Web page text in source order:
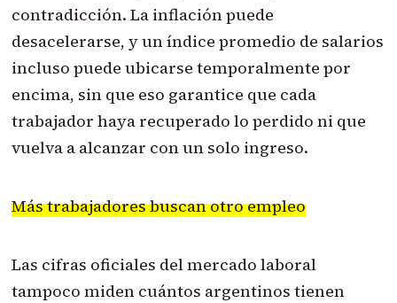
contradicción. La inflación puede
desacelerarse, y un índice promedio de salarios
incluso puede ubicarse temporalmente por
encima, sin que eso garantice que cada
trabajador haya recuperado lo perdido ni que
vuelva a alcanzar con un solo ingreso.
Más trabajadores buscan otro empleo
Las cifras oficiales del mercado laboral
tampoco miden cuántos argentinos tienen